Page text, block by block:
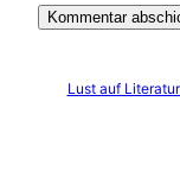
Lust auf